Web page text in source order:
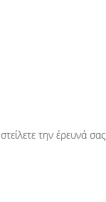
την έρευνά σας